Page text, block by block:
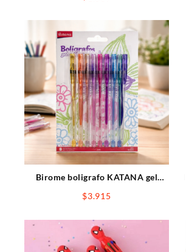
Birome boligrafo KATANA gel
$3.915